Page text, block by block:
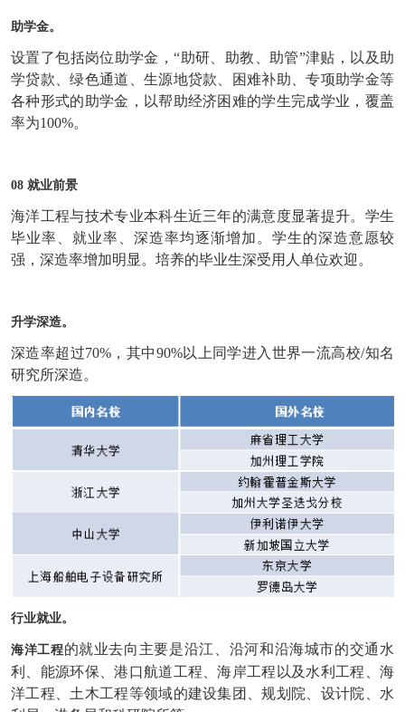
助学金。
设置了包括岗位助学金，“助研、助教、助管”津贴，以及助
学贷款、绿色通道、生源地贷款、困难补助、专项助学金等
各种形式的助学金，以帮助经济困难的学生完成学业，覆盖
率为100%。
08 就业前景
海洋工程与技术专业本科生近三年的满意度显著提升。学生
毕业率、就业率、深造率均逐渐增加。学生的深造意愿较
强，深造率增加明显。培养的毕业生深受用人单位欢迎。
升学深造。
深造率超过70%，其中90%以上同学进入世界一流高校/知名
研究所深造。
行业就业。
海洋工程的就业去向主要是沿江、沿河和沿海城市的交通水
利、能源环保、港口航道工程、海岸工程以及水利工程、海
洋工程、土木工程等领域的建设集团、规划院、设计院、水